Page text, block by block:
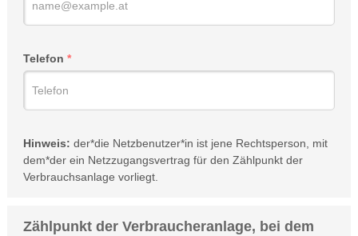
Telefon
Hinweis: der*die Netzbenutzer*in ist jene Rechtsperson, mit
dem*der ein Netzzugangsvertrag für den Zählpunkt der
Verbrauchsanlage vorliegt.
Zählpunkt der Verbraucheranlage, bei dem